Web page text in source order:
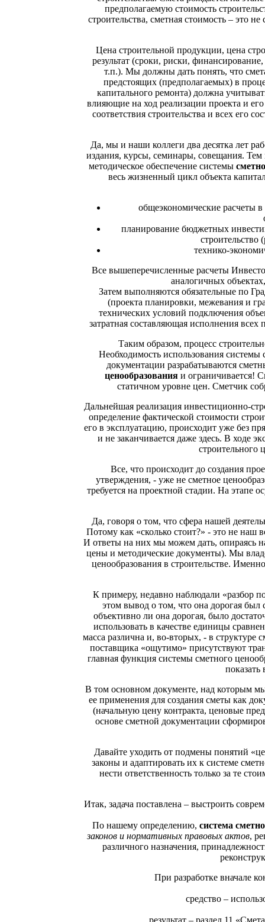
предполагаемую стоимость
строительства, сметная стоимость – это
Цена строительной продукции, цена
результат (сроки, риски,
т.п.). Мы должны дать понять, что
предстоящих (предполагаемых) в
капитального ремонта) должна
влияющие на ход реализации проекта и
соответствия строительства и всех его
Да, мы и наши коллеги два десятка лет
издания, курсы, семинары, совещания.
методическое обеспечение системы
весь жизненный цикл объекта
общеэкономические расчеты
планирование бюджетных
строительство
технико-
Все вышеперечисленные расчеты
аналогичных
Затем выполняются обязательные по
(проекта планировки, межевания и
технических условий подключения
затратная составляющая исполнения
Таким образом, процесс
Необходимость использования системы
документации разрабатываются
ценообразования и ограничивается!
статичном уровне цен. Сметчик
Дальнейшая реализация инвестиционно-
определение фактической стоимости
его в эксплуатацию, происходит уже без
и не заканчивается даже здесь. В ходе
строительного
Все, что происходит до создания
утверждения, - уже не сметное
требуется на проектной стадии. На этапе
Да, говоря о том, что сфера нашей
Потому как «сколько стоит?» - это не наш
И ответы на них мы можем дать, опираясь
цены и методические документы). Мы
ценообразования в строительстве.
К примеру, недавно наблюдали «разбор
этом вывод о том, что она дорогая был
объективно ли она дорогая, было
использовать в качестве единицы
масса различна и, во-вторых, - в
поставщика «ощутимо» присутствуют
главная функция системы сметного
В том основном документе, над которым
ее применения для создания сметы как
(начальную цену контракта, ценовые
основе сметной документации
Давайте уходить от подмены понятий
законы и адаптировать их к системе
нести ответственность только за те
Итак, задача поставлена – выстроить
По нашему определению, система
законов и нормативных правовых актов,
различного назначения,
При разработке вначале
средство –
результат – раздел 11